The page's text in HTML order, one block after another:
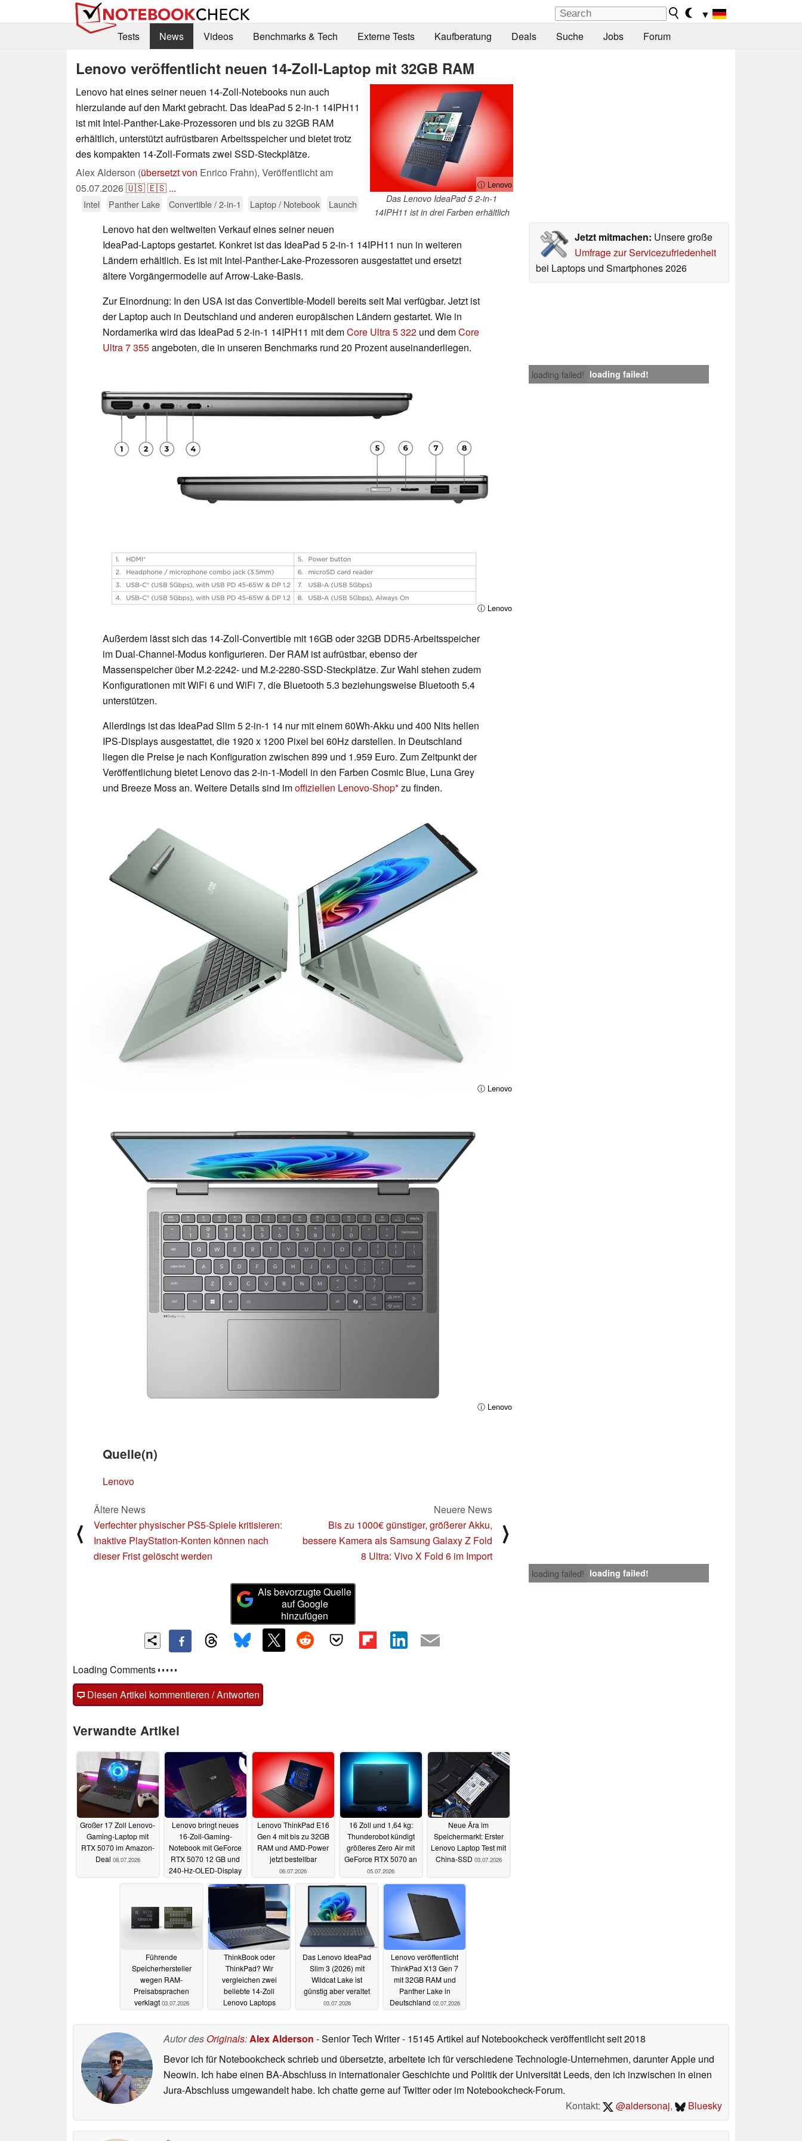
▼
Tests
News Videos Benchmarks & Tech Externe Tests Kaufberatung Deals Suche Jobs Forum
Lenovo veröffentlicht neuen 14-Zoll-Laptop mit 32GB RAM
ⓘ Lenovo
Das Lenovo IdeaPad 5 2-in-1
14IPH11 ist in drei Farben erhältlich
Lenovo hat eines seiner neuen 14-Zoll-Notebooks nun auch
hierzulande auf den Markt gebracht. Das IdeaPad 5 2-in-1 14IPH11
ist mit Intel-Panther-Lake-Prozessoren und bis zu 32GB RAM
erhältlich, unterstützt aufrüstbaren Arbeitsspeicher und bietet trotz
des kompakten 14-Zoll-Formats zwei SSD-Steckplätze.
Alex Alderson (übersetzt von Enrico Frahn), Veröffentlicht am
05.07.2026🇺🇸🇪🇸 ...
Intel Panther Lake Convertible / 2-in-1 Laptop / Notebook Launch
Jetzt mitmachen: Unsere große
Umfrage zur Servicezufriedenheit
bei Laptops und Smartphones 2026
Lenovo hat den weltweiten Verkauf eines seiner neuen
IdeaPad-Laptops gestartet. Konkret ist das IdeaPad 5 2-in-1 14IPH11 nun in weiteren
Ländern erhältlich. Es ist mit Intel-Panther-Lake-Prozessoren ausgestattet und ersetzt
ältere Vorgängermodelle auf Arrow-Lake-Basis.
Zur Einordnung: In den USA ist das Convertible-Modell bereits seit Mai verfügbar. Jetzt ist
der Laptop auch in Deutschland und anderen europäischen Ländern gestartet. Wie in
Nordamerika wird das IdeaPad 5 2-in-1 14IPH11 mit demCore Ultra 5 322 und demCore
Ultra 7 355angeboten, die in unseren Benchmarks rund 20 Prozent auseinanderliegen.
loading failed! loading failed!
ⓘ Lenovo
Außerdem lässt sich das 14-Zoll-Convertible mit 16GB oder 32GB DDR5-Arbeitsspeicher
im Dual-Channel-Modus konfigurieren. Der RAM ist aufrüstbar, ebenso der
Massenspeicher über M.2-2242- und M.2-2280-SSD-Steckplätze. Zur Wahl stehen zudem
Konfigurationen mit WiFi 6 und WiFi 7, die Bluetooth 5.3 beziehungsweise Bluetooth 5.4
unterstützen.
Allerdings ist das IdeaPad Slim 5 2-in-1 14 nur mit einem 60Wh-Akku und 400 Nits hellen
IPS-Displays ausgestattet, die 1920 x 1200 Pixel bei 60Hz darstellen. In Deutschland
liegen die Preise je nach Konfiguration zwischen 899 und 1.959 Euro. Zum Zeitpunkt der
Veröffentlichung bietet Lenovo das 2-in-1-Modell in den Farben Cosmic Blue, Luna Grey
und Breeze Moss an. Weitere Details sind imoffiziellen Lenovo-Shop zu finden.
ⓘ Lenovo
ⓘ Lenovo
Quelle(n)
Lenovo
⟨
Ältere News
Verfechter physischer PS5-Spiele kritisieren:
Inaktive PlayStation-Konten können nach
dieser Frist gelöscht werden
Neuere News
Bis zu 1000€ günstiger, größerer Akku,
bessere Kamera als Samsung Galaxy Z Fold
8 Ultra: Vivo X Fold 6 im Import
⟩
loading failed! loading failed!
Als bevorzugte Quelle
auf Google
hinzufügen
Loading Comments
Diesen Artikel kommentieren / Antworten
Verwandte Artikel
Großer 17 Zoll Lenovo-
Gaming-Laptop mit
RTX 5070 im Amazon-
Deal 08.07.2026
Lenovo bringt neues
16-Zoll-Gaming-
Notebook mit GeForce
RTX 5070 12 GB und
240-Hz-OLED-Display
auf den Markt07.07.2026
Lenovo ThinkPad E16
Gen 4 mit bis zu 32GB
RAM und AMD-Power
jetzt bestellbar
06.07.2026
16 Zoll und 1,64 kg:
Thunderobot kündigt
größeres Zero Air mit
GeForce RTX 5070 an
05.07.2026
Neue Ära im
Speichermarkt: Erster
Lenovo Laptop Test mit
China-SSD 03.07.2026
Führende
Speicherhersteller
wegen RAM-
Preisabsprachen
verklagt 03.07.2026
ThinkBook oder
ThinkPad? Wir
vergleichen zwei
beliebte 14-Zoll
Lenovo Laptops
Das Lenovo IdeaPad
Slim 3 (2026) mit
Wildcat Lake ist
günstig aber veraltet
03.07.2026
Lenovo veröffentlicht
ThinkPad X13 Gen 7
mit 32GB RAM und
Panther Lake in
Deutschland 02.07.2026
Autor des Originals:Alex Alderson - Senior Tech Writer- 15145 Artikel auf Notebookcheck veröffentlichtseit 2018
Bevor ich für Notebookcheck schrieb und übersetzte, arbeitete ich für verschiedene Technologie-Unternehmen, darunter Apple und
Neowin. Ich habe einen BA-Abschluss in internationaler Geschichte und Politik der Universität Leeds, den ich inzwischen in einen
Jura-Abschluss umgewandelt habe. Ich chatte gerne auf Twitter oder im Notebookcheck-Forum.
Kontakt:
@aldersonaj, Bluesky